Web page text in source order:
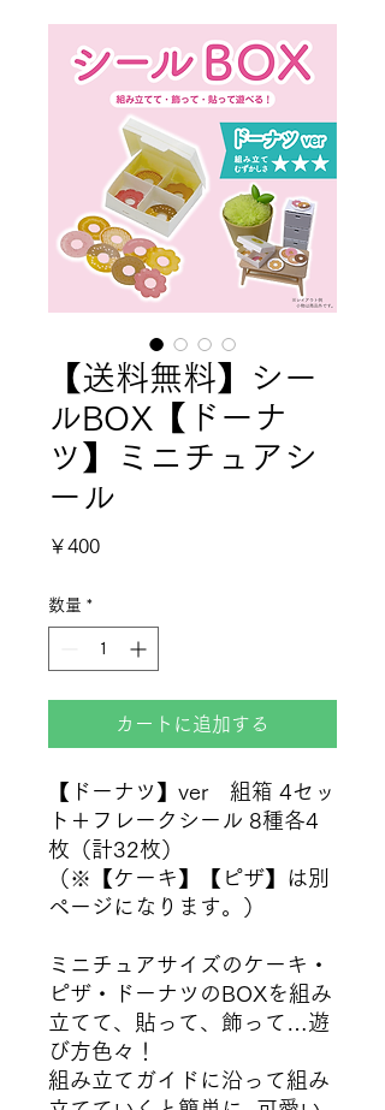
【送料無料】シー
ルBOX【ドーナ
ツ】ミニチュアシ
ール
￥400価格
数量 *
カートに追加する
【ドーナツ】ver 組箱 4セッ
ト＋フレークシール 8種各4
枚（計32枚）
（※【ケーキ】【ピザ】は別
ページになります。）
ミニチュアサイズのケーキ・
ピザ・ドーナツのBOXを組み
立てて、貼って、飾って…遊
び方色々！
組み立てガイドに沿って組み